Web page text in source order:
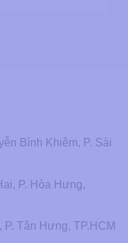
Bỉnh Khiêm, P. Sài
P. Hòa Hưng,
Tân Hưng, TP.HCM